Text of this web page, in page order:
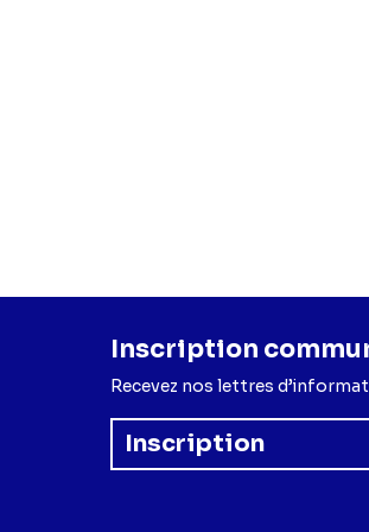
Inscription
Recevez nos lettres
Inscription